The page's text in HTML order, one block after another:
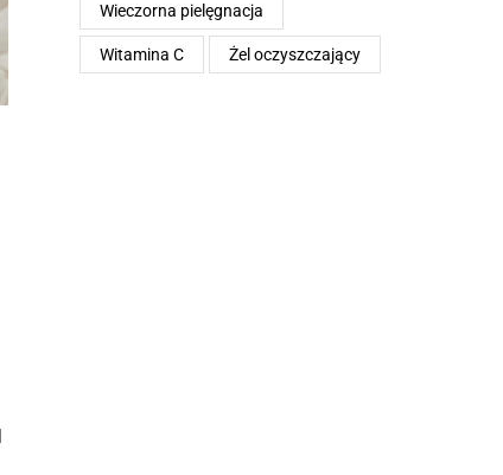
Wieczorna pielęgnacja
Witamina C Żel oczyszczający